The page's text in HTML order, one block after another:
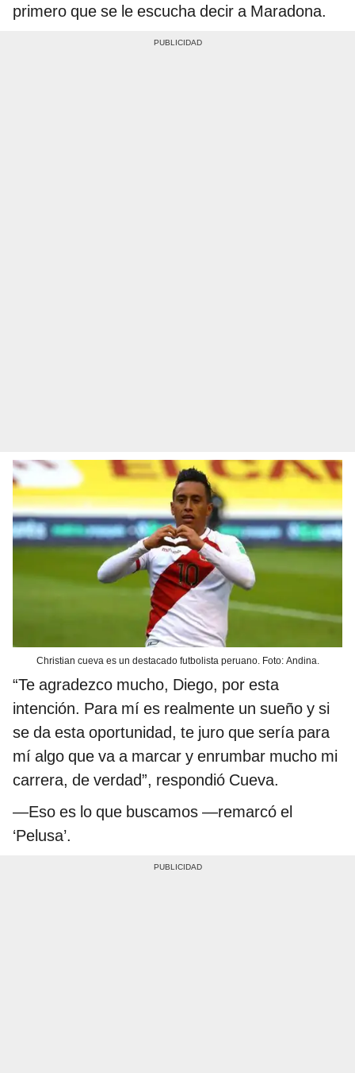
primero que se le escucha decir a Maradona.
Christian cueva es un destacado futbolista peruano. Foto: Andina.
“Te agradezco mucho, Diego, por esta
intención. Para mí es realmente un sueño y si
se da esta oportunidad, te juro que sería para
mí algo que va a marcar y enrumbar mucho mi
carrera, de verdad”, respondió Cueva.
—Eso es lo que buscamos —remarcó el
‘Pelusa’.